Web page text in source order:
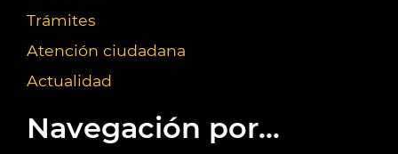
Trámites
Atención ciudadana
Actualidad
Navegación por...